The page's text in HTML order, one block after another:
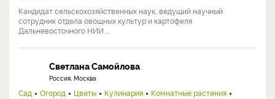
Кандидат сельскохозяйственных наук, ведущий научный
сотрудник отдела овощных культур и картофеля
Дальневосточного НИИ ...
Светлана Самойлова
Россия, Москва
Сад Огород Цветы Кулинария
Комнатные растения